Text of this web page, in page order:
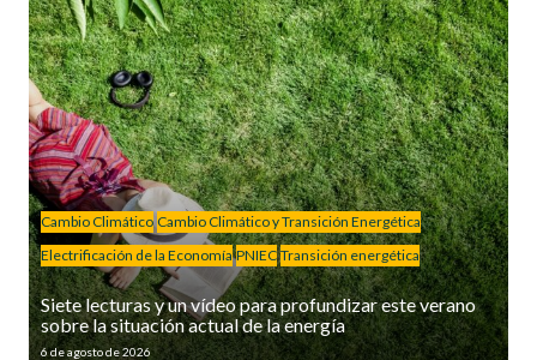
Cambio Climático Cambio Climático y Transición Energética
Electrificación de la Economía PNIEC Transición energética
Siete lecturas y un vídeo para profundizar este verano
sobre la situación actual de la energía
6 de agosto de 2026